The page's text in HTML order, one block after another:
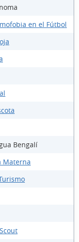
en el Fútbol
Bengalí
Materna